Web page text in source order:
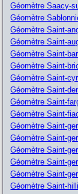
Géomètre Saacy-
Géomètre
Géomètre Saint-
Géomètre Saint-
Géomètre Saint-
Géomètre Saint-
Géomètre Saint-
Géomètre Saint-
Géomètre Saint-
Géomètre Saint-
Géomètre Saint-
Géomètre Saint-
Géomètre Saint-
Géomètre Saint-
Géomètre Saint-
Géomètre Saint-